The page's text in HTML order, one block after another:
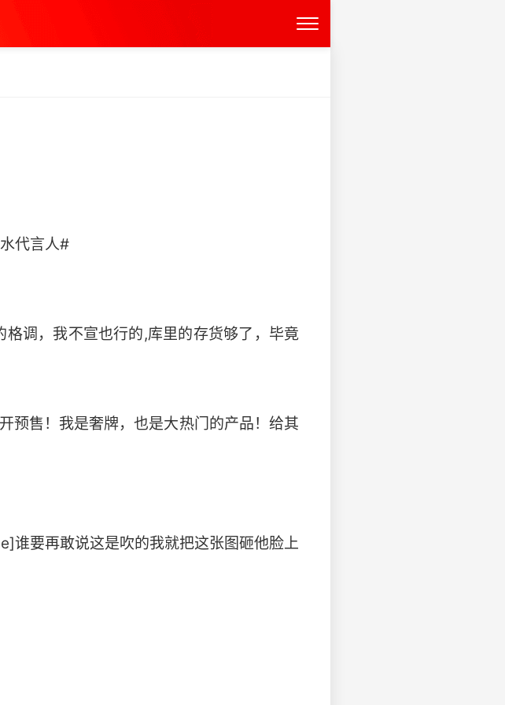
代言人#
调，我不宣也行的,库里的存货够了，毕竟
预售！我是奢牌，也是大热门的产品！给其
谁要再敢说这是吹的我就把这张图砸他脸上